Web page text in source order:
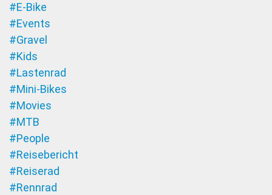
#E-Bike
#Events
#Gravel
#Kids
#Lastenrad
#Mini-Bikes
#Movies
#MTB
#People
#Reisebericht
#Reiserad
#Rennrad